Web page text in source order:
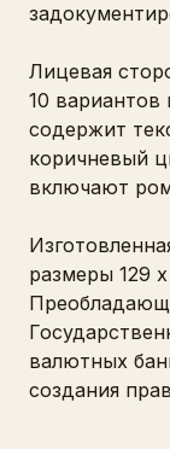
Лицевая
10 вариантов
содержит
коричневый
включают
размеры 129
валютных
создания